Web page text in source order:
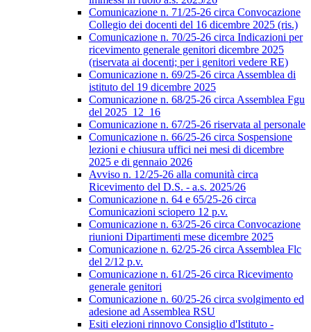
Comunicazione n. 71/25-26 circa Convocazione
Collegio dei docenti del 16 dicembre 2025 (ris.)
Comunicazione n. 70/25-26 circa Indicazioni per
ricevimento generale genitori dicembre 2025
(riservata ai docenti; per i genitori vedere RE)
Comunicazione n. 69/25-26 circa Assemblea di
istituto del 19 dicembre 2025
Comunicazione n. 68/25-26 circa Assemblea Fgu
del 2025_12_16
Comunicazione n. 67/25-26 riservata al personale
Comunicazione n. 66/25-26 circa Sospensione
lezioni e chiusura uffici nei mesi di dicembre
2025 e di gennaio 2026
Avviso n. 12/25-26 alla comunità circa
Ricevimento del D.S. - a.s. 2025/26
Comunicazione n. 64 e 65/25-26 circa
Comunicazioni sciopero 12 p.v.
Comunicazione n. 63/25-26 circa Convocazione
riunioni Dipartimenti mese dicembre 2025
Comunicazione n. 62/25-26 circa Assemblea Flc
del 2/12 p.v.
Comunicazione n. 61/25-26 circa Ricevimento
generale genitori
Comunicazione n. 60/25-26 circa svolgimento ed
adesione ad Assemblea RSU
Esiti elezioni rinnovo Consiglio d'Istituto -